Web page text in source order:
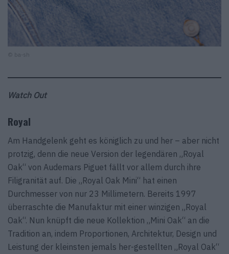
© ba-sh
Watch Out
Royal
Am Handgelenk geht es königlich zu und her – aber nicht
protzig, denn die neue Version der legendären „Royal
Oak“ von Audemars Piguet fällt vor allem durch ihre
Filigranität auf. Die „Royal Oak Mini“ hat einen
Durchmesser von nur 23 Millimetern. Bereits 1997
überraschte die Manufaktur mit einer winzigen „Royal
Oak“. Nun knüpft die neue Kollektion „Mini Oak“ an die
Tradition an, indem Proportionen, Architektur, Design und
Leistung der kleinsten jemals her-gestellten „Royal Oak“